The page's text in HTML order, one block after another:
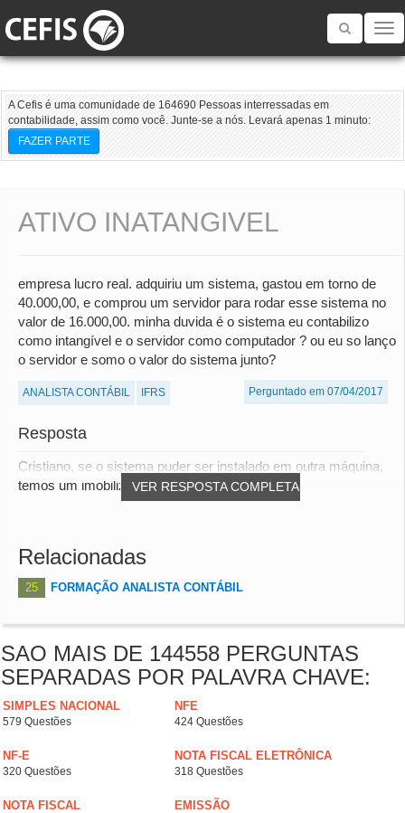
Toggle
A Cefis é uma comunidade de 164690 Pessoas interressadas em
contabilidade, assim como você. Junte-se a nós. Levará apenas 1 minuto:
FAZER PARTE
ATIVO INATANGIVEL
empresa lucro real. adquiriu um sistema, gastou em torno de
40.000,00, e comprou um servidor para rodar esse sistema no
valor de 16.000,00. minha duvida é o sistema eu contabilizo
como intangível e o servidor como computador ? ou eu so lanço
o servidor e somo o valor do sistema junto?
ANALISTA CONTÁBIL IFRS Perguntado em 07/04/2017
Resposta
VER RESPOSTA COMPLETA
Cristiano, se o sistema puder ser instalado em outra máquina,
temos um imobilizado e um intangível....
Relacionadas
25 FORMAÇÃO ANALISTA CONTÁBIL
SAO MAIS DE 144558 PERGUNTAS
SEPARADAS POR PALAVRA CHAVE:
SIMPLES NACIONAL
579 Questões
NFE
424 Questões
NF-E
320 Questões
NOTA FISCAL ELETRÔNICA
318 Questões
NOTA FISCAL EMISSÃO